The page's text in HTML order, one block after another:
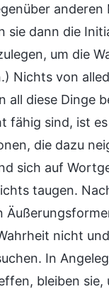
anderen
sie dann die
um die
Nichts von
all diese Dinge
fähig sind, ist
die dazu
sich auf
taugen.
nicht
In
bleiben sie,